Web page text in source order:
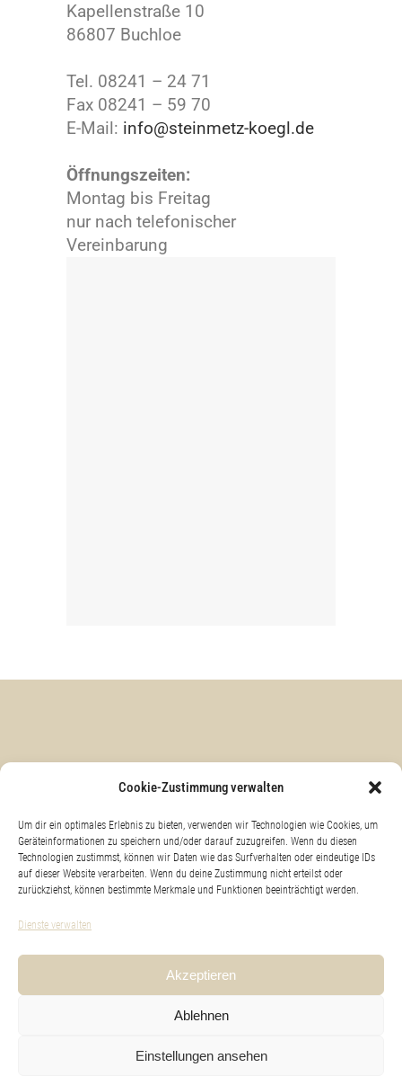
Cookie-Zustimmung verwalten
Um dir ein optimales Erlebnis zu bieten, verwenden wir Technologien wie Cookies, um
Geräteinformationen zu speichern und/oder darauf zuzugreifen. Wenn du diesen
Technologien zustimmst, können wir Daten wie das Surfverhalten oder eindeutige IDs
auf dieser Website verarbeiten. Wenn du deine Zustimmung nicht erteilst oder
zurückziehst, können bestimmte Merkmale und Funktionen beeinträchtigt werden.
Dienste verwalten
Akzeptieren
Ablehnen
Einstellungen ansehen
Kapellenstraße 10
86807 Buchloe
Tel. 08241 – 24 71
Fax 08241 – 59 70
E-Mail: info@steinmetz-koegl.de
Öffnungszeiten:
Montag bis Freitag
nur nach telefonischer
Vereinbarung
IMPRESSUM